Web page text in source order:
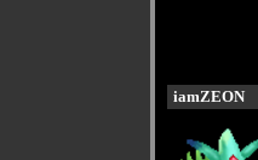
iamZEON